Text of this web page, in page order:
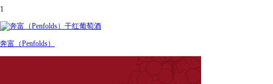
1
奔富（Penfolds）